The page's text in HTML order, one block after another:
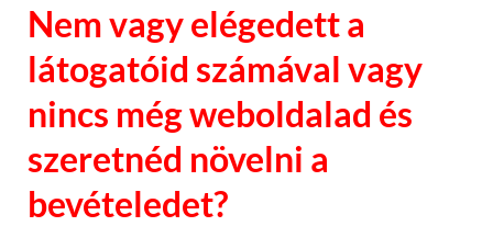
Nem vagy elégedett a
látogatóid számával vagy
nincs még weboldalad és
szeretnéd növelni a
bevételedet?